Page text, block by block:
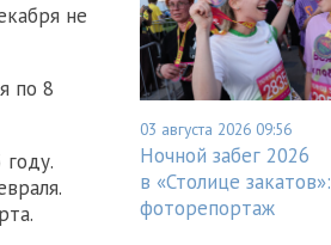
не
по 8
03 августа 2026 09:56
Ночной забег 2026
в «Столице закатов»:
фоторепортаж